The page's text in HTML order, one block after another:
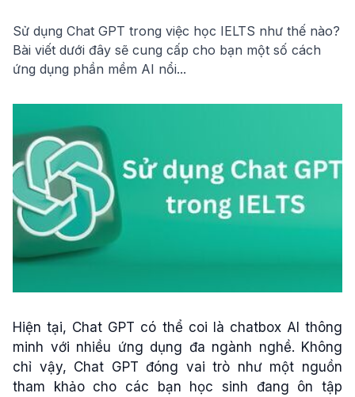
Sử dụng Chat GPT trong việc học IELTS như thế nào?
Bài viết dưới đây sẽ cung cấp cho bạn một số cách
ứng dụng phần mềm AI nổi...
Hiện tại, Chat GPT có thể coi là chatbox AI thông
minh với nhiều ứng dụng đa ngành nghề. Không
chỉ vậy, Chat GPT đóng vai trò như một nguồn
tham khảo cho các bạn học sinh đang ôn tập